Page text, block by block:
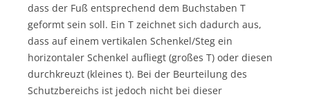
dass der Fuß entsprechend dem Buchstaben T
geformt sein soll. Ein T zeichnet sich dadurch aus,
dass auf einem vertikalen Schenkel/Steg ein
horizontaler Schenkel aufliegt (großes T) oder diesen
durchkreuzt (kleines t). Bei der Beurteilung des
Schutzbereichs ist jedoch nicht bei dieser